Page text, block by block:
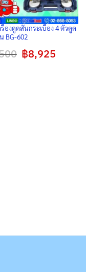
รื่องดูดสั่นกระเบื้อง 4 ตัวดูด
BG-602
Original
price
฿8,925Current
price